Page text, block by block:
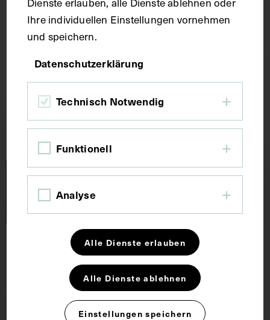
Forschung und Lehre
Dauerausstellung
Wachsmodelle
Ihre individuellen Einstellungen vornehmen
und speichern.
Datenschutzerklärung
Technisch Notwendig
Funktionell
Analyse
Alle Dienste erlauben
Alle Dienste ablehnen
Einstellungen speichern